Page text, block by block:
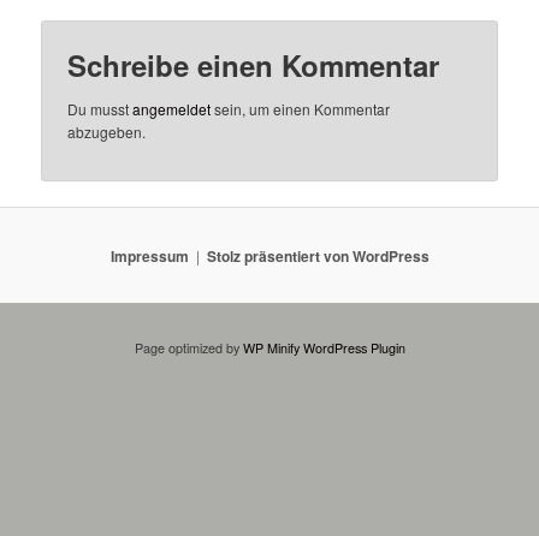
Schreibe einen Kommentar
Du musstangemeldetsein, um einen Kommentar
abzugeben.
Impressum Stolz präsentiert von WordPress
Page optimized by WP Minify WordPress Plugin